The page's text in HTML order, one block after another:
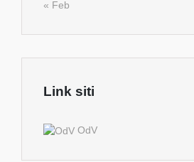
« Feb
Link siti
OdV